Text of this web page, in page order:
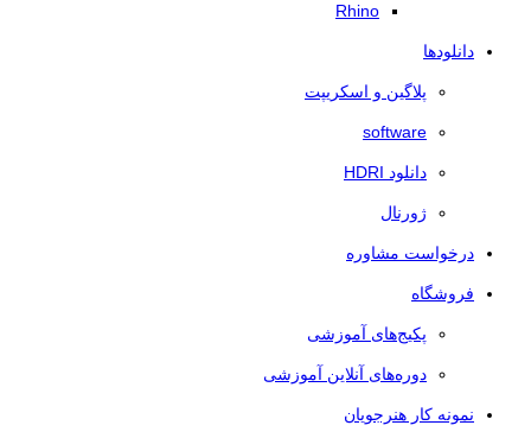
Rhino
دانلودها
پلاگین و اسکریپت
software
دانلود HDRI
ژورنال
درخواست مشاوره
فروشگاه
پکیج‌های آموزشی
دوره‌های آنلاین آموزشی
نمونه کار هنرجویان